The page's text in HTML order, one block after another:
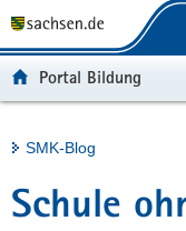
t
b
e
u
n
h
e
v
c
e
Portalübergreifende
Portal Bildung
Hauptinhalt
SMK-Blog
Schule